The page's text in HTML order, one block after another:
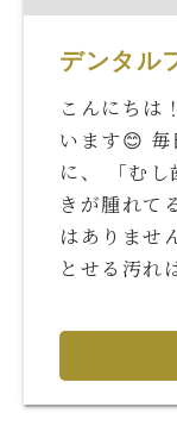
デンタル
こんにちは
います😊 毎
に、 「む
きが腫れて
はありませ
とせる汚